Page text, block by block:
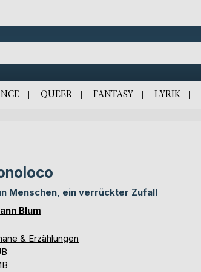
QUEER FANTASY LYRIK
Menschen, ein verrückter Zufall
Blum
& Erzählungen